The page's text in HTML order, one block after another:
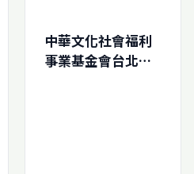
中華文化社會福利
事業基金會台北兒